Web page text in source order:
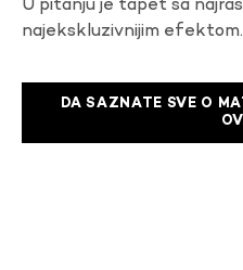
U pitanju je tapet sa
najekskluzivnijim efektom.
DA SAZNATE SVE O